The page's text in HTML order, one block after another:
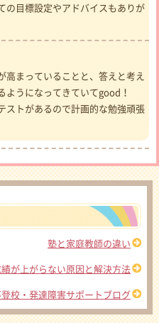
の目標設定やアドバイスもありが
高まっていることと、答えと考え
ようになってきていてgood！
ストがあるので計画的な勉強頑張
塾と家庭教師の違い
が上がらない原因と解決方法
校・発達障害サポートブログ